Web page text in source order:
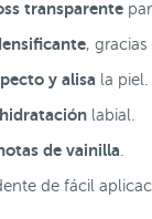
transparente
,
y alisa la piel.
hidratación labial.
de vainilla
de fácil